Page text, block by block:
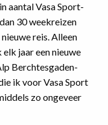
aantal Vasa Sport-
30 weekreizen
reis. Alleen
jaar een nieuwe
Berchtesgaden-
ik voor Vasa Sport
zo ongeveer